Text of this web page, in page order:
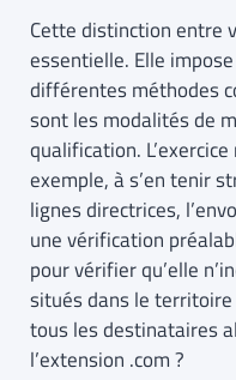
Cette distinction entre
essentielle. Elle
différentes méthodes
sont les modalités de
qualification.
exemple, à s’en tenir
lignes directrices,
une vérification
pour vérifier qu’elle
situés dans le
tous les destinataires
l’extension .com ?